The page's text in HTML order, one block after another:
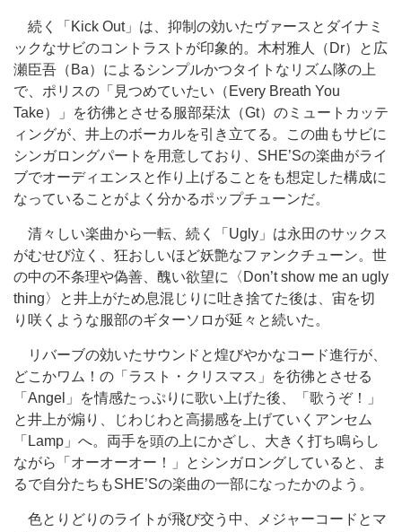
続く「Kick Out」は、抑制の効いたヴァースとダイナミ
ックなサビのコントラストが印象的。木村雅人（Dr）と広
瀬臣吾（Ba）によるシンプルかつタイトなリズム隊の上
で、ポリスの「見つめていたい（Every Breath You
Take）」を彷彿とさせる服部栞汰（Gt）のミュートカッテ
ィングが、井上のボーカルを引き立てる。この曲もサビに
シンガロングパートを用意しており、SHE’Sの楽曲がライ
ブでオーディエンスと作り上げることをも想定した構成に
なっていることがよく分かるポップチューンだ。
清々しい楽曲から一転、続く「Ugly」は永田のサックス
がむせび泣く、狂おしいほど妖艶なファンクチューン。世
の中の不条理や偽善、醜い欲望に〈Don’t show me an ugly
thing〉と井上がため息混じりに吐き捨てた後は、宙を切
り咲くような服部のギターソロが延々と続いた。
リバーブの効いたサウンドと煌びやかなコード進行が、
どこかワム！の「ラスト・クリスマス」を彷彿とさせる
「Angel」を情感たっぷりに歌い上げた後、「歌うぞ！」
と井上が煽り、じわじわと高揚感を上げていくアンセム
「Lamp」へ。両手を頭の上にかざし、大きく打ち鳴らし
ながら「オーオーオー！」とシンガロングしていると、ま
るで自分たちもSHE’Sの楽曲の一部になったかのよう。
色とりどりのライトが飛び交う中、メジャーコードとマ